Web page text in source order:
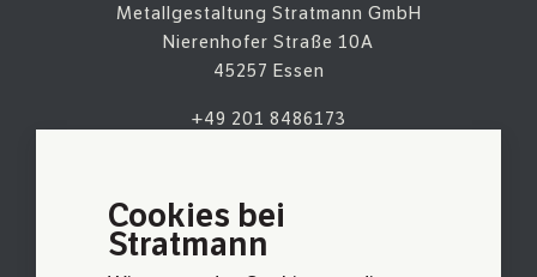
Metallgestaltung Stratmann GmbH
Nierenhofer Straße 10A
45257 Essen
+49 201 8486173
Cookies bei
Stratmann